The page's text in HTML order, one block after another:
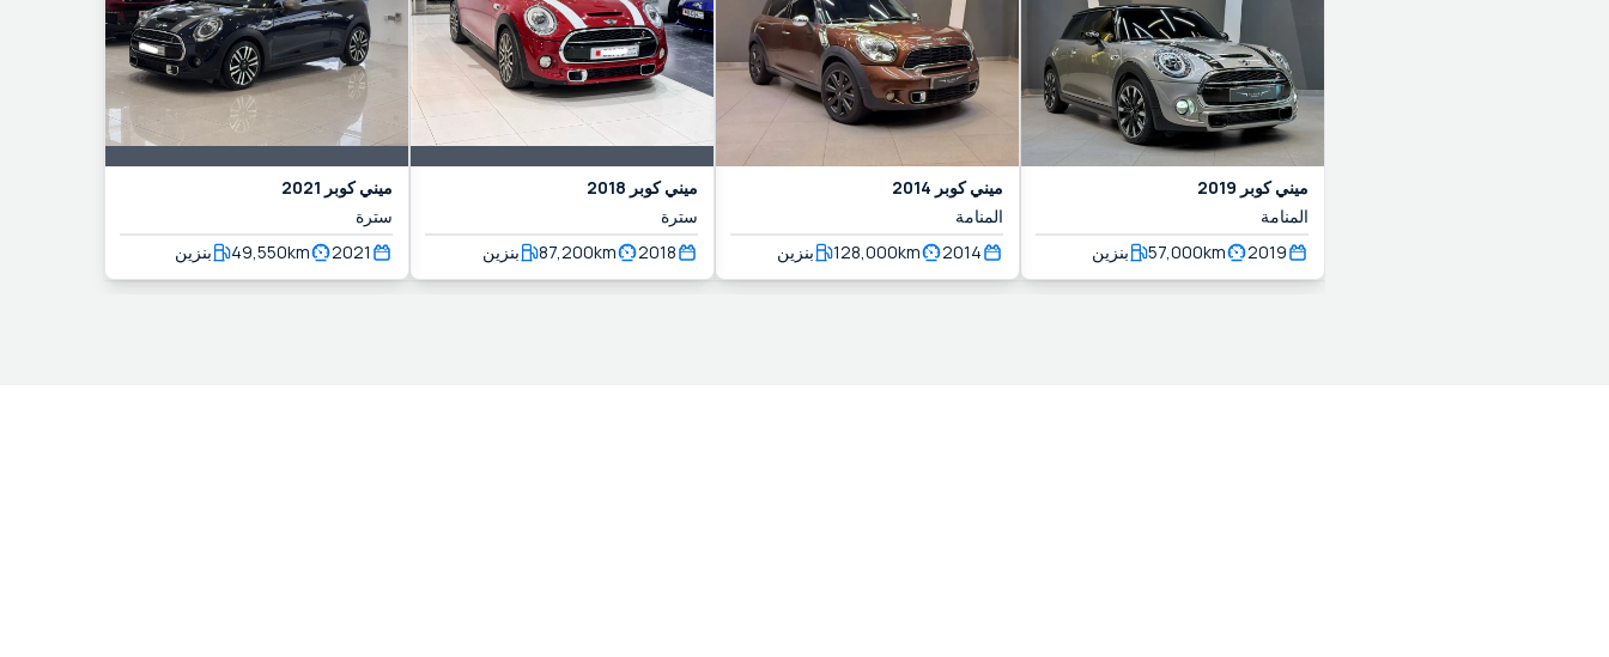
ميني كوبر 2019
المنامة
2019
57,000km بنزين
ميني كوبر 2014
المنامة
2014
128,000km بنزين
ميني كوبر 2018
سترة
2018
87,200km بنزين
ميني كوبر 2021
سترة
2021
49,550km بنزين